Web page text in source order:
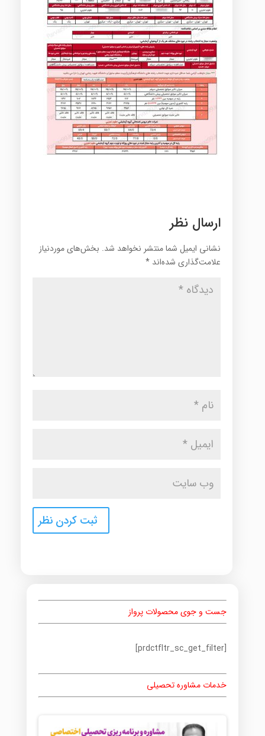
ارسال نظر
نشانی ایمیل شما منتشر نخواهد شد. بخش‌های موردنیاز
علامت‌گذاری شده‌اند *
جست و جوی محصولات پرواز
[prdctfltr_sc_get_filter]
خدمات مشاوره تحصیلی